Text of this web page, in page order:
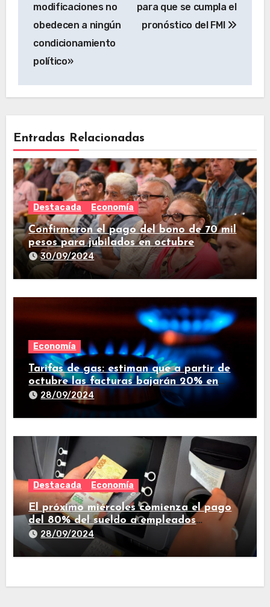
modificaciones no
obedecen a ningún
condicionamiento
político»
para que se cumpla el
pronóstico del FMI
Entradas Relacionadas
Destacada Economía
Confirmaron el pago del bono de 70 mil
pesos para jubilados en octubre
30/09/2024
Economía
Tarifas de gas: estiman que a partir de
octubre las facturas bajarán 20% en
promedio
28/09/2024
Destacada Economía
El próximo miércoles comienza el pago
del 80% del sueldo a empleados
estatales de Tucumán
28/09/2024